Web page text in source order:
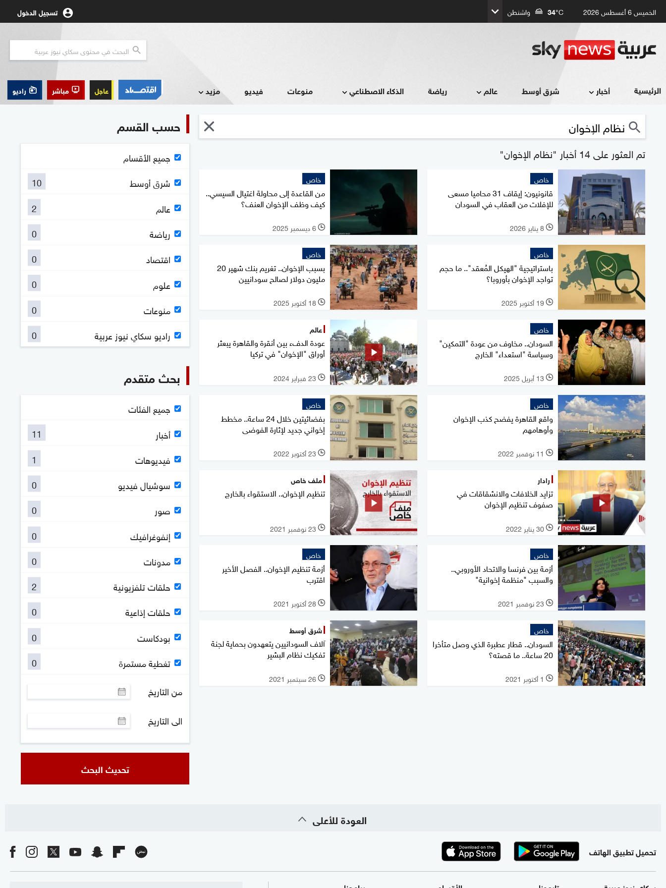
الخميس 6 أغسطس 2026 34°C واشنطن تسجيل الدخول
الرئيسية أخبار شرق أوسط عالم رياضة الذكاء الاصطناعي منوعات فيديو مزيد عاجل مباشر راديو
تم العثور على 14 أخبار "نظام الإخوان"
خاص
قانونيون: إيقاف 31 محاميا مسعى
للإفلات من العقاب في السودان
l 8 يناير 2026
خاص
من القاعدة إلى محاولة اغتيال السيسي..
كيف وظف الإخوان العنف؟
l 6 ديسمبر 2025
خاص
باستراتيجية "الهيكل المُعقد".. ما حجم
تواجد الإخوان بأوروبا؟
l 19 أكتوبر 2025
خاص
بسبب الإخوان.. تغريم بنك شهير 20
مليون دولار لصالح سودانيين
l 18 أكتوبر 2025
خاص
السودان.. مخاوف من عودة "التمكين"
وسياسة "استعداء" الخارج
l 13 أبريل 2025
عالم
عودة الدفء بين أنقرة والقاهرة يبعثر
أوراق "الإخوان" في تركيا
l 23 فبراير 2024
خاص
واقع القاهرة يفضح كذب الإخوان
وأوهامهم
l 11 نوفمبر 2022
خاص
بفضائيتين خلال 24 ساعة.. مخطط
إخواني جديد لإثارة الفوضى
l 23 أكتوبر 2022
رادار
تزايد الخلافات والانشقاقات في
صفوف تنظيم الإخوان
l 30 يناير 2022
ملف خاص
تنظيم الإخوان.. الاستقواء بالخارج
l 23 نوفمبر 2021
خاص
أزمة بين فرنسا والاتحاد الأوروبي..
والسبب "منظمة إخوانية"
l 23 نوفمبر 2021
خاص
أزمة تنظيم الإخوان.. الفصل الأخير
اقترب
l 28 أكتوبر 2021
خاص
السودان.. قطار عطبرة الذي وصل متأخرا
20 ساعة.. ما قصته؟
l 1 أكتوبر 2021
شرق أوسط
آلاف السودانيين يتعهدون بحماية لجنة
تفكيك نظام البشير
l 26 سبتمبر 2021
حسب القسم
جميع الأقسام
شرق أوسط
10
عالم
2
رياضة
0
اقتصاد
0
علوم
0
منوعات
0
راديو سكاي نيوز عربية
0
بحث متقدم
جميع الفئات
أخبار
11
فيديوهات
1
سوشيال فيديو
0
صور
0
إنفوغرافيك
0
مدونات
0
حلقات تلفزيونية
2
حلقات إذاعية
0
بودكاست
0
تغطية مستمرة
0
من التاريخ
الى التاريخ
تحديث البحث
العودة للأعلى
تحميل تطبيق الهاتف